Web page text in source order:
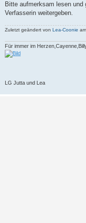
Bitte aufmerksam lesen
Verfasserin weitergeben.
Zuletzt geändert von Lea-Coonie
Für immer im
LG Jutta und Lea